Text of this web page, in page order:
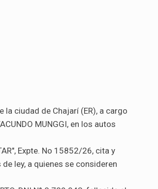
la ciudad de Chajarí (ER), a cargo
MUNGGI, en los autos
Expte. No 15852/26, cita y
ley, a quienes se consideren